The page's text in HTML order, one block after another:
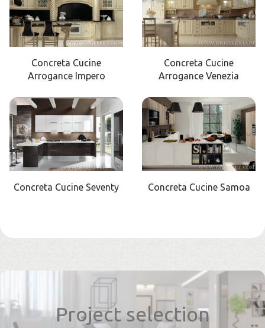
Concreta Cucine
Arrogance Impero
Concreta Cucine
Arrogance Venezia
Concreta Cucine Seventy Concreta Cucine Samoa
Project selection